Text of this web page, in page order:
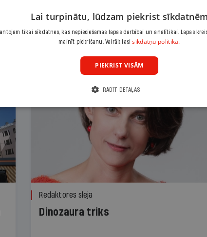
Redaktores sleja
Dinozaura triks
Lai turpinātu, lūdzam piekrist sīkdatnēm
tikai sīkdatnes, kas nepieciešamas lapas darbībai un analītikai. Lapas
mainīt piekrišanu. Vairāk lasisīkdatņu politikā.
PIEKRIST VISĀM
RĀDĪT DETAĻAS